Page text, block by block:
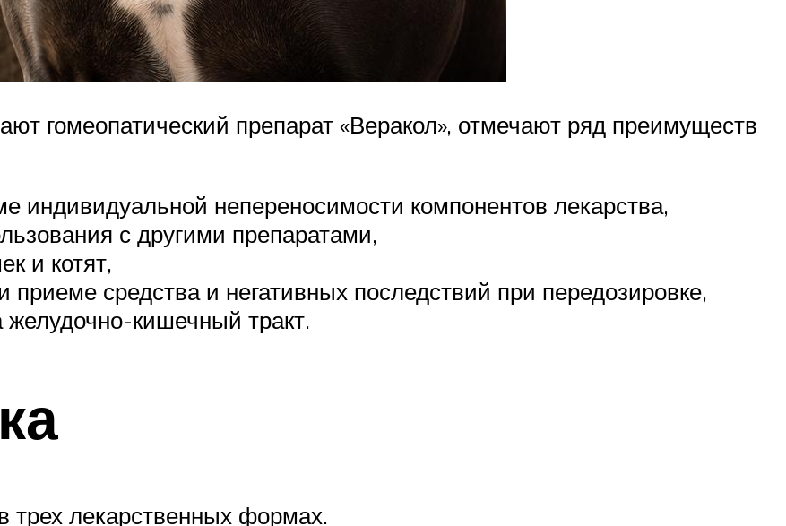
гомеопатический препарат «Веракол», отмечают ряд преимуществ
индивидуальной непереносимости компонентов лекарства,
с другими препаратами,
и котят,
средства и негативных последствий при передозировке,
желудочно-кишечный тракт.
трех лекарственных формах.